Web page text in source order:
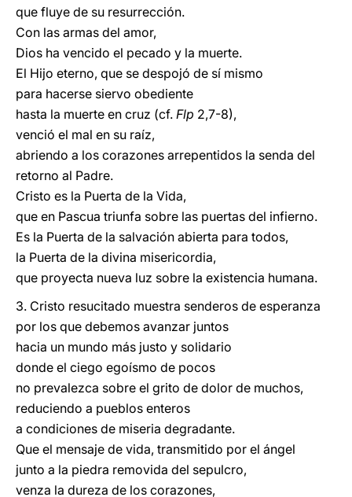
que fluye de su resurrección.
Con las armas del amor,
Dios ha vencido el pecado y la muerte.
El Hijo eterno, que se despojó de sí mismo
para hacerse siervo obediente
hasta la muerte en cruz (cf. Flp 2,7-8),
venció el mal en su raíz,
abriendo a los corazones arrepentidos la senda del
retorno al Padre.
Cristo es la Puerta de la Vida,
que en Pascua triunfa sobre las puertas del infierno.
Es la Puerta de la salvación abierta para todos,
la Puerta de la divina misericordia,
que proyecta nueva luz sobre la existencia humana.
3. Cristo resucitado muestra senderos de esperanza
por los que debemos avanzar juntos
hacia un mundo más justo y solidario
donde el ciego egoísmo de pocos
no prevalezca sobre el grito de dolor de muchos,
reduciendo a pueblos enteros
a condiciones de miseria degradante.
Que el mensaje de vida, transmitido por el ángel
junto a la piedra removida del sepulcro,
venza la dureza de los corazones,